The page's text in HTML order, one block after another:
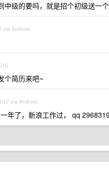
中级的要吗，就是招个初级送一
via Android
个简历来吧~
via Android
年了，新浪工作过， qq